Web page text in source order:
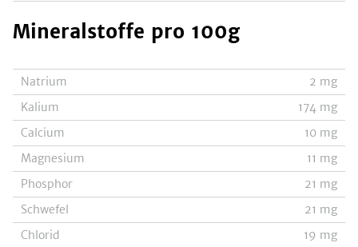
Mineralstoffe pro 100g
Natrium 2 mg
Kalium
174 mg
Calcium
10 mg
Magnesium
11 mg
Phosphor
21 mg
Schwefel
21 mg
Chlorid
19 mg